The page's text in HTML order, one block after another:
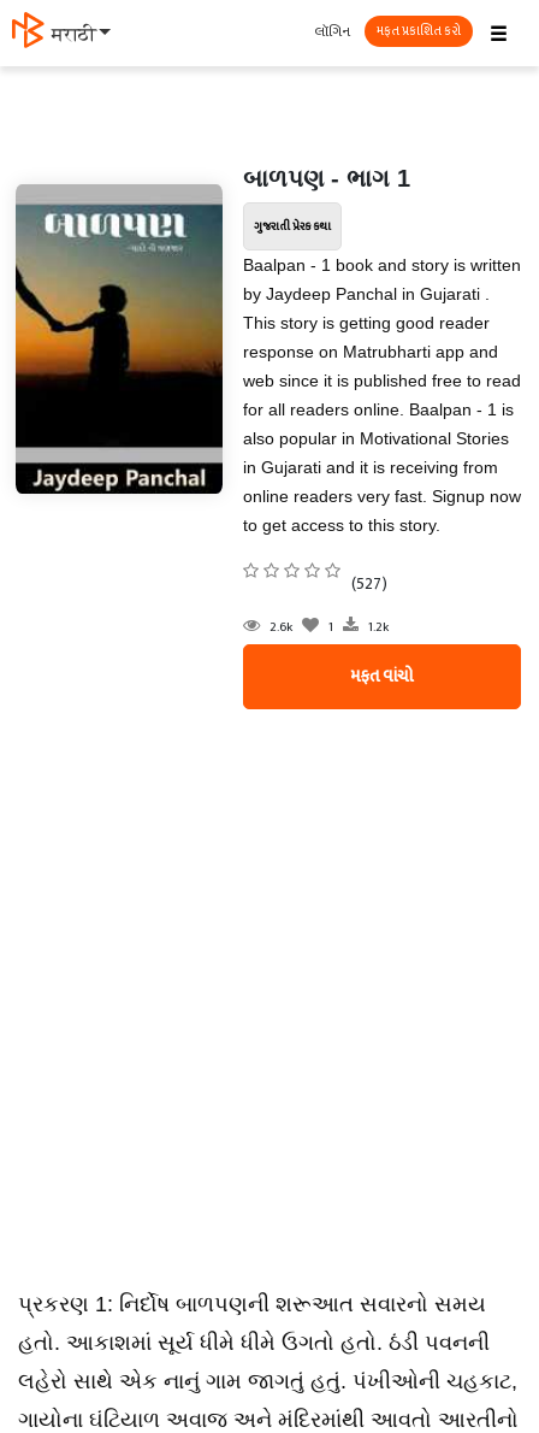
मराठी ☰
લૉગિન મફત પ્રકાશિત કરો
બાળપણ - ભાગ 1
ગુજરાતી પ્રેરક કથા
Baalpan - 1 book and story is written
by Jaydeep Panchal in Gujarati .
This story is getting good reader
response on Matrubharti app and
web since it is published free to read
for all readers online. Baalpan - 1 is
also popular in Motivational Stories
in Gujarati and it is receiving from
online readers very fast. Signup now
to get access to this story.
(527)
2.6k 1 1.2k
મફત વાંચો
પ્રકરણ 1: નિર્દોષ બાળપણની શરૂઆત સવારનો સમય
હતો. આકાશમાં સૂર્ય ધીમે ધીમે ઉગતો હતો. ઠંડી પવનની
લહેરો સાથે એક નાનું ગામ જાગતું હતું. પંખીઓની ચહકાટ,
ગાયોના ઘંટિયાળ અવાજ અને મંદિરમાંથી આવતો આરતીનો